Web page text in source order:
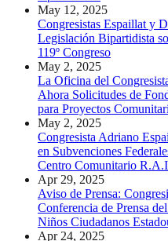
May 12, 2025
Congresistas Espaillat y
Legislación Bipartidista
119º Congreso
May 2, 2025
La Oficina del
Ahora Solicitudes de
para Proyectos
May 2, 2025
Congresista Adriano
en Subvenciones
Centro Comunitario
Apr 29, 2025
Aviso de Prensa:
Conferencia de Prensa
Niños Ciudadanos
Apr 24, 2025